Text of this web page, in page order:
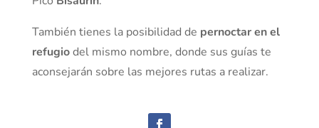
También tienes la posibilidad de pernoctar en el
refugiodel mismo nombre, donde sus guías te
aconsejarán sobre las mejores rutas a realizar.